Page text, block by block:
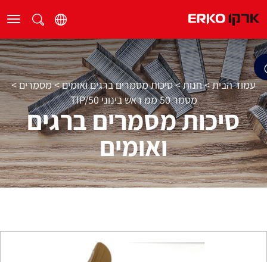
עמוד הבית>חנות>סיכות מסמרים ברגים ואומים>מסמרים>
מסמר 50 ממ ראש בינוני TIP/50
סיכות מסמרים ברגים
ואומים